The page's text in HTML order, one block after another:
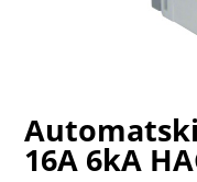
Automatski
16A 6kA